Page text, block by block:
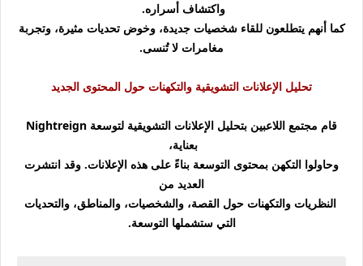
واكتشاف أسراره.
كما أنهم يتطلعون للقاء شخصيات جديدة، وخوض تحديات مثيرة، وتجربة
مغامرات لا تُنسى.
تحليل الإعلانات التشويقية والتكهنات حول المحتوى الجديد
قام مجتمع اللاعبين بتحليل الإعلانات التشويقية لتوسعة Nightreign
بعناية،
وحاولوا التكهن بمحتوى التوسعة بناءً على هذه الإعلانات. وقد انتشرت
العديد من
النظريات والتكهنات حول القصة، والشخصيات، والمناطق، والتحديات
التي ستشملها التوسعة.